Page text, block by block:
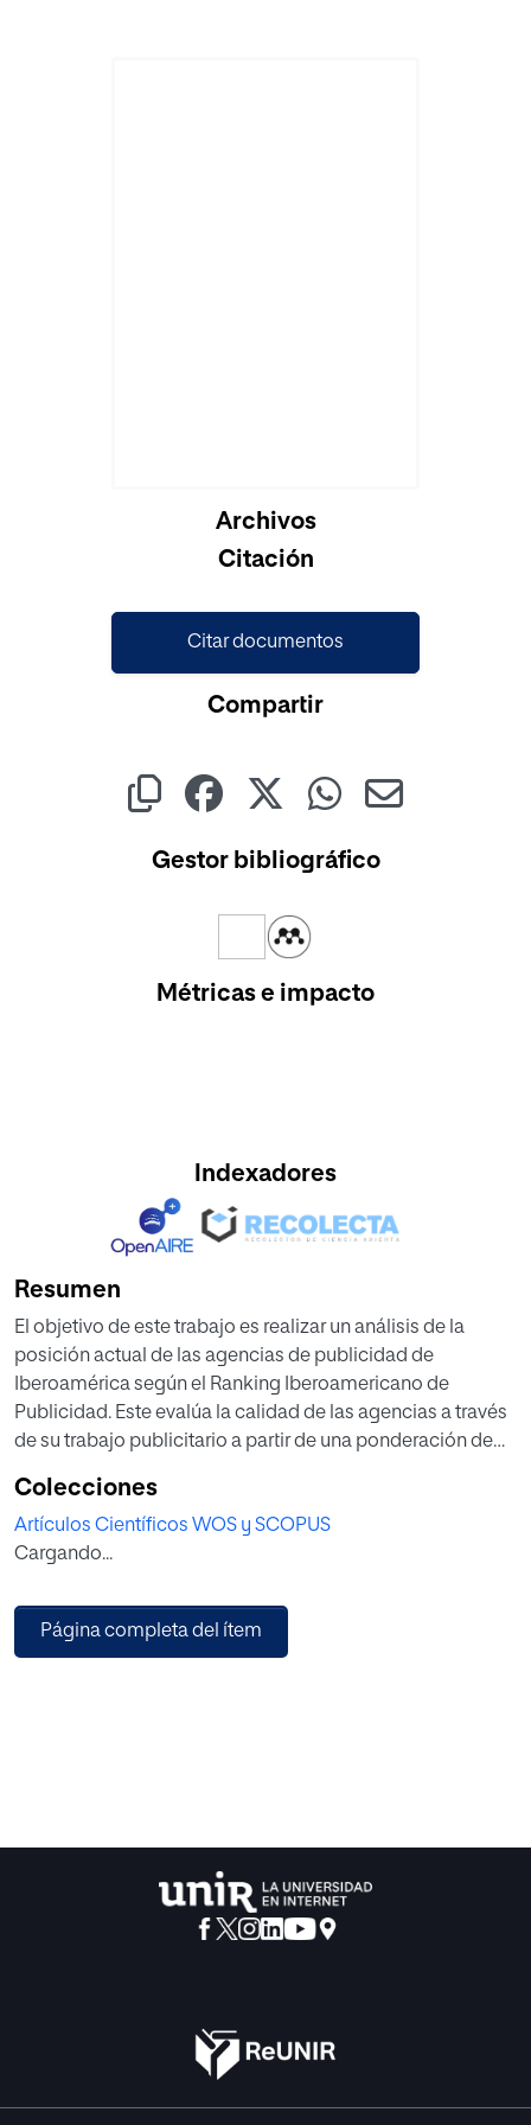
Archivos
Citación
Citar documentos
Compartir
Gestor bibliográfico
Métricas e impacto
Indexadores
Resumen
El objetivo de este trabajo es realizar un análisis de la
posición actual de las agencias de publicidad de
Iberoamérica según el Ranking Iberoamericano de
Publicidad. Este evalúa la calidad de las agencias a través
de su trabajo publicitario a partir de una ponderación de
El cálculo del valor de las agencia se hace sobre los
premios recibidos en los dos años anteriores,
analizándose el periodo 2014-2015 para una muestra total
resultados de las primeras 50 agencias del ranking.
Colecciones
Artículos Científicos WOS y SCOPUS
Cargando...
Página completa del ítem